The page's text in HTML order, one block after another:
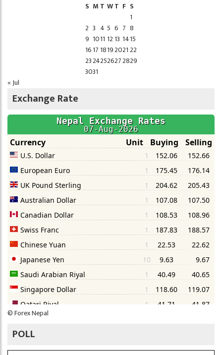
S M T WT F S
1
2 3 4 5 6 7 8
9 1011 12 13 1415
1617 1819202122
23242526272829
3031
« Jul
Exchange Rate
©Forex Nepal
POLL